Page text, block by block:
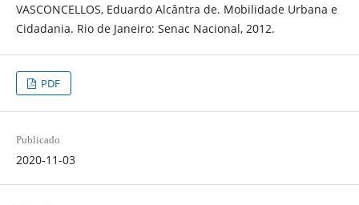
VASCONCELLOS, Eduardo Alcântra de. Mobilidade Urbana e
Cidadania. Rio de Janeiro: Senac Nacional, 2012.
PDF
Publicado
2020-11-03